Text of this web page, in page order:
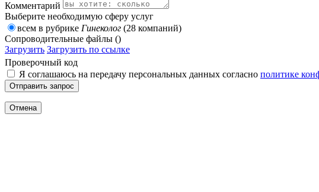
Комментарий
Выберите необходимую сферу услуг
всем в рубрике Гинеколог (28 компаний)
Сопроводительные файлы ()
Загрузить Загрузить по ссылке
Проверочный код
Я соглашаюсь на передачу персональных данных согласно политике
Отправить запрос
Отмена